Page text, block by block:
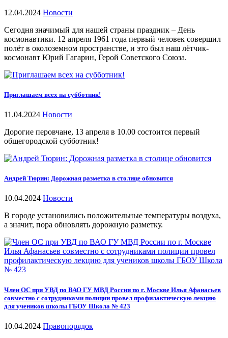
12.04.2024 Новости
Сегодня значимый для нашей страны праздник – День
космонавтики. 12 апреля 1961 года первый человек совершил
полёт в околоземном пространстве, и это был наш лётчик-
космонавт Юрий Гагарин, Герой Советского Союза.
Приглашаем всех на субботник!
11.04.2024 Новости
Дорогие перовчане, 13 апреля в 10.00 состоится первый
общегородской субботник!
Андрей Тюрин: Дорожная разметка в столице обновится
10.04.2024 Новости
В городе установились положительные температуры воздуха,
а значит, пора обновлять дорожную разметку.
Член ОС при УВД по ВАО ГУ МВД России по г. Москве Илья Афанасьев
совместно с сотрудниками полиции провел профилактическую лекцию
для учеников школы ГБОУ Школа № 423
10.04.2024 Правопорядок